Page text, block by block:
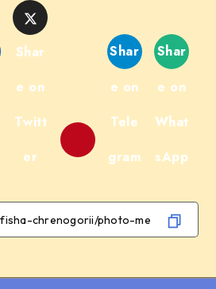
Shar
e on
Twitt
er
Shar
e on
Tele
gram
Shar
e on
What
sApp